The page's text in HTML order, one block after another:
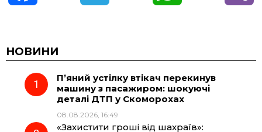
c
e e
g
t
НОВИНИ
П’яний устілку втікач перекинув
машину з пасажиром: шокуючі
деталі ДТП у Скоморохах
08.08.2026, 16:49
«Захистити гроші від шахраїв»: